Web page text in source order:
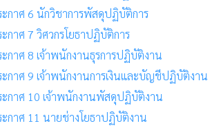
กาศ 6 นักวิชาการพัสดุปฏิบัติการ
กาศ 7 วิศวกรโยธาปฏิบัติการ
กาศ 8 เจ้าพนักงานธุรการปฏิบัติงาน
กาศ 9 เจ้าพนักงานการเงินและบัญชีปฏิบัติงาน
กาศ 10 เจ้าพนักงานพัสดุปฏิบัติงาน
กาศ 11 นายช่างโยธาปฏิบัติงาน